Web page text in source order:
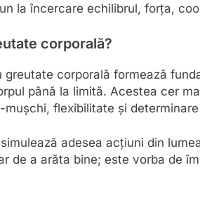
la încercare echilibrul, forța,
corporală?
corporală formează
până la limită. Acestea cer
flexibilitate și
adesea acțiuni din
de a arăta bine; este vorba de